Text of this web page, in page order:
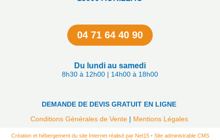
04 71 64 40 90
Du lundi au samedi
8h30 à 12h00 | 14h00 à 18h00
DEMANDE DE DEVIS GRATUIT EN LIGNE
Conditions Générales de Vente
Mentions Légales
Création et hébergement du site Internet réalisé par Net15- Site administrable CMS